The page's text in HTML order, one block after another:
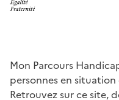
Mon Parcours
personnes en
Retrouvez sur ce site,